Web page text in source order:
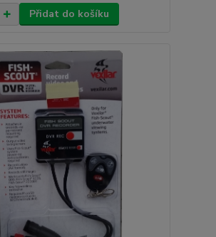
Přidat do košíku